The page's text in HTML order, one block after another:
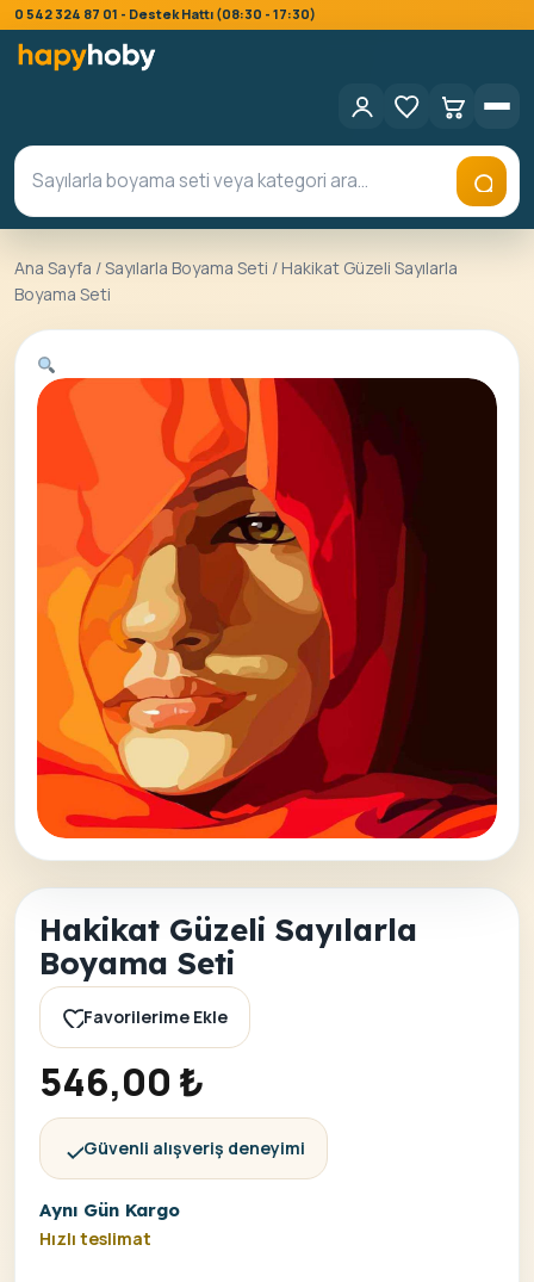
0 542 324 87 01 - Destek Hattı (08:30 - 17:30)
Ana Sayfa /Sayılarla Boyama Seti / Hakikat Güzeli Sayılarla
Boyama Seti
Hakikat Güzeli Sayılarla
Boyama Seti
Favorilerime Ekle
546,00 ₺
Güvenli alışveriş deneyimi
Aynı Gün Kargo
Hızlı teslimat